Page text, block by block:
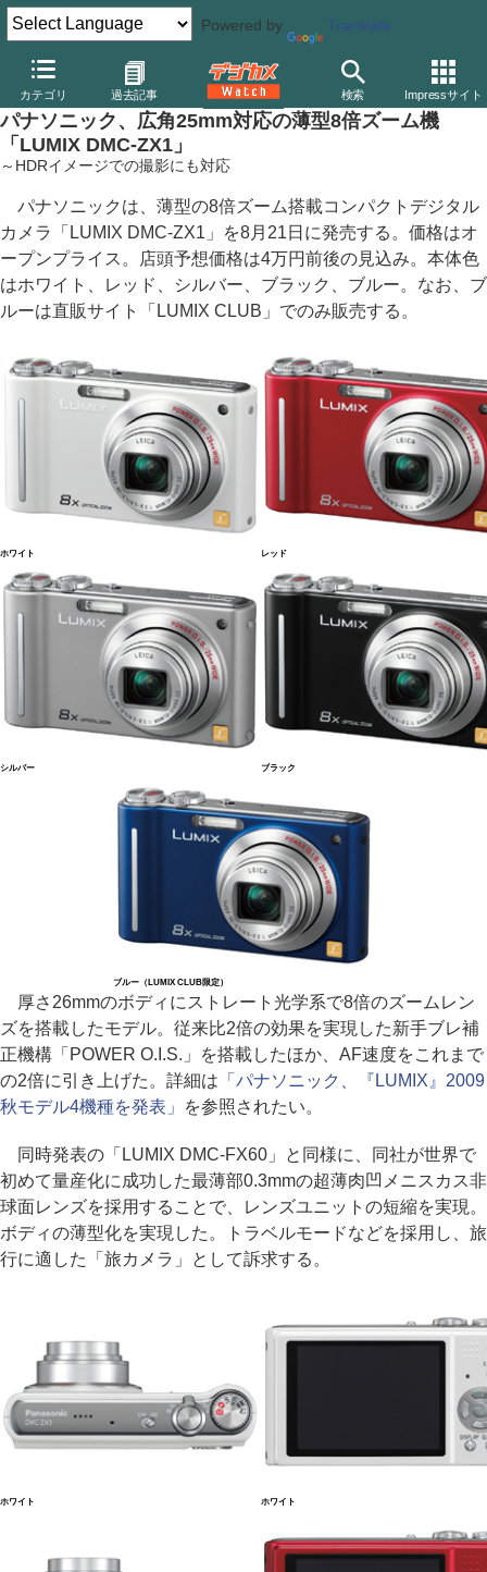
Powered by Translate
カテゴリ 過去記事 検索 Impressサイト
デジカメ Watch カメラ レンズ一体型（コンパクト）カメラ パ
パナソニック、広角25mm対応の薄型8倍ズーム機
「LUMIX DMC-ZX1」
～HDRイメージでの撮影にも対応
パナソニックは、薄型の8倍ズーム搭載コンパクトデジタル
カメラ「LUMIX DMC-ZX1」を8月21日に発売する。価格はオ
ープンプライス。店頭予想価格は4万円前後の見込み。本体色
はホワイト、レッド、シルバー、ブラック、ブルー。なお、ブ
ルーは直販サイト「LUMIX CLUB」でのみ販売する。
ホワイト レッド
シルバー ブラック
ブルー（LUMIX CLUB限定）
厚さ26mmのボディにストレート光学系で8倍のズームレン
ズを搭載したモデル。従来比2倍の効果を実現した新手ブレ補
正機構「POWER O.I.S.」を搭載したほか、AF速度をこれまで
の2倍に引き上げた。詳細は 「パナソニック、『LUMIX』2009
秋モデル4機種を発表」
を参照されたい。
同時発表の「LUMIX DMC-FX60」と同様に、同社が世界で
初めて量産化に成功した最薄部0.3mmの超薄肉凹メニスカス非
球面レンズを採用することで、レンズユニットの短縮を実現。
ボディの薄型化を実現した。トラベルモードなどを採用し、旅
行に適した「旅カメラ」として訴求する。
ホワイト ホワイト